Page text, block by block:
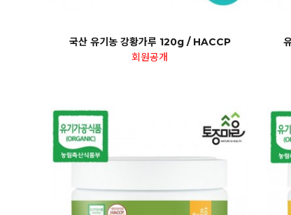
국산 유기농 강황가루 120g / HACCP
회원공개